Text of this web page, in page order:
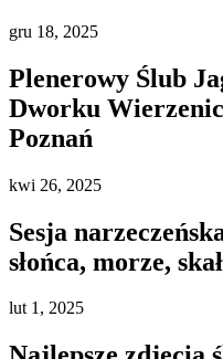
gru 18, 2025
Plenerowy Ślub
Dworku
Poznań
kwi 26, 2025
Sesja
słońca, morze,
lut1, 2025